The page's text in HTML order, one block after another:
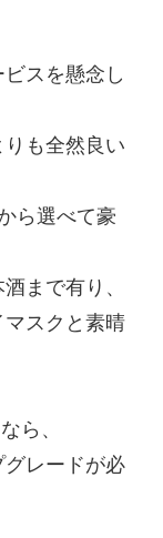
スを懸念し
も全然良い
ら選べて豪
まで有り、
スクと素晴
ら、
グレードが必